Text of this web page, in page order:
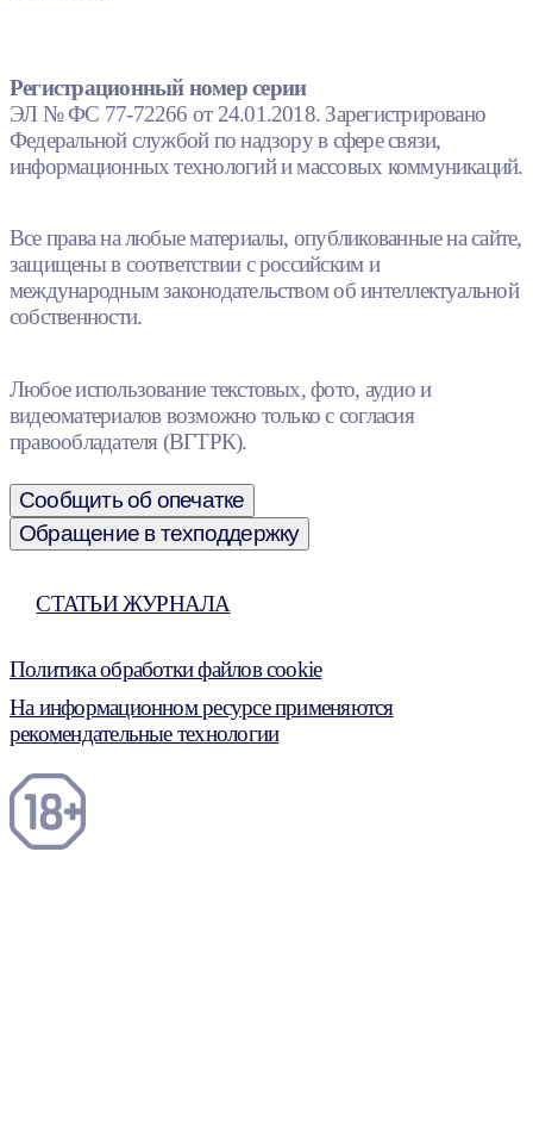
Регистрационный номер серии
ЭЛ № ФС 77-72266 от 24.01.2018. Зарегистрировано
Федеральной службой по надзору в сфере связи,
информационных технологий и массовых коммуникаций.
Все права на любые материалы, опубликованные на сайте,
защищены в соответствии с российским и
международным законодательством об интеллектуальной
собственности.
Любое использование текстовых, фото, аудио и
видеоматериалов возможно только с согласия
правообладателя (ВГТРК).
Сообщить об опечатке
Обращение в техподдержку
СТАТЬИ ЖУРНАЛА
Политика обработки файлов cookie
На информационном ресурсе применяются
рекомендательные технологии